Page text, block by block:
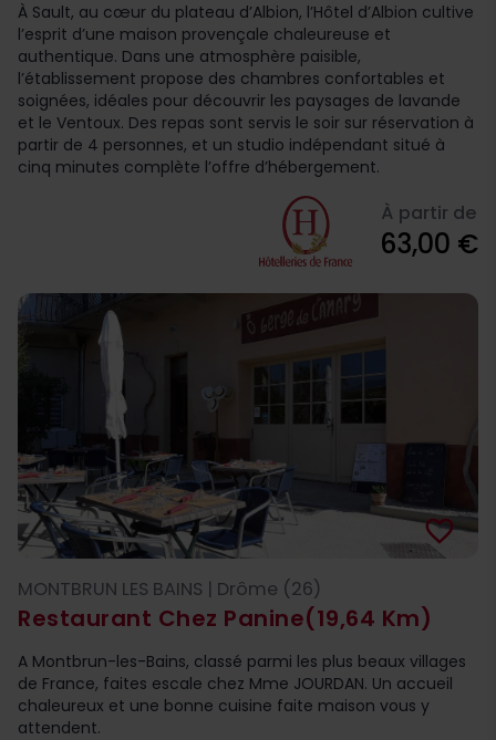
À Sault, au cœur du plateau d’Albion, l’Hôtel d’Albion cultive
l’esprit d’une maison provençale chaleureuse et
authentique. Dans une atmosphère paisible,
l’établissement propose des chambres confortables et
soignées, idéales pour découvrir les paysages de lavande
et le Ventoux. Des repas sont servis le soir sur réservation à
partir de 4 personnes, et un studio indépendant situé à
cinq minutes complète l’offre d’hébergement.
À partir de
63,00 €
Restaurant Chez Panine(19,64 Km)
favorite_border
MONTBRUN LES BAINS | Drôme (26)
A Montbrun-les-Bains, classé parmi les plus beaux villages
de France, faites escale chez Mme JOURDAN. Un accueil
chaleureux et une bonne cuisine faite maison vous y
attendent.